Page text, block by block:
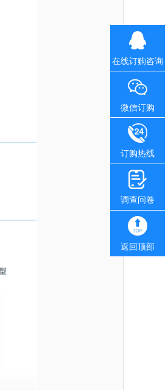
在线订购咨询
微信订购
订购热线
调查问卷
返回顶部